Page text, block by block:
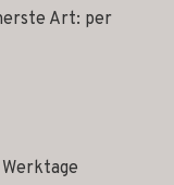
Art: per